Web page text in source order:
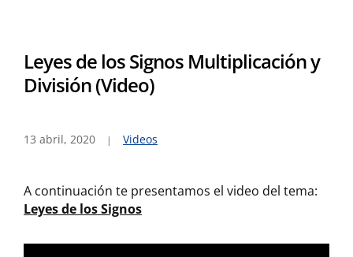
Leyes de los Signos Multiplicación y
División (Video)
13 abril, 2020 Videos
A continuación te presentamos el video del tema:
Leyes de los Signos